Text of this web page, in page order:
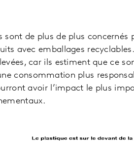
sont de plus de plus concernés
avec emballages
car ils estiment que ce
consommation plus
avoir l’impact le plus